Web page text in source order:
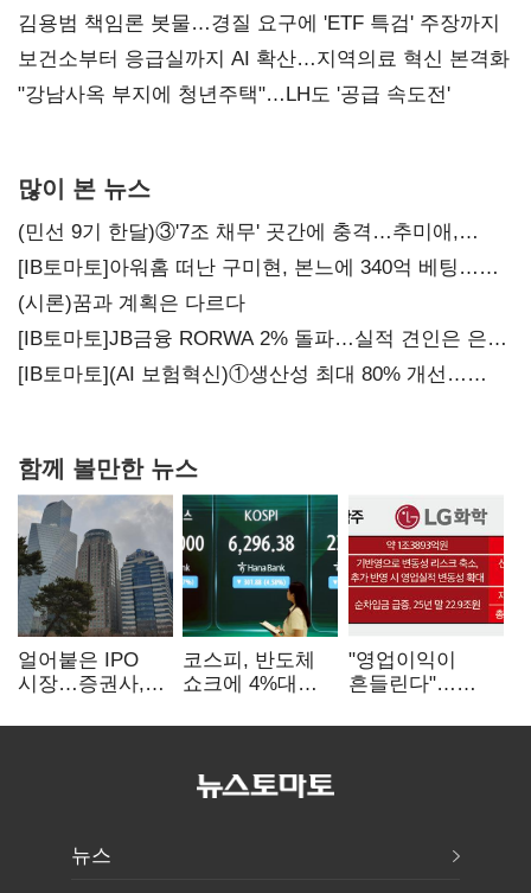
김용범 책임론 봇물…경질 요구에 'ETF 특검' 주장까지
보건소부터 응급실까지 AI 확산…지역의료 혁신 본격화
"강남사옥 부지에 청년주택"…LH도 '공급 속도전'
많이 본 뉴스
(민선 9기 한달)③'7조 채무' 곳간에 충격…추미애,
20년만에 '비상재정' 선언 승부수
[IB토마토]아워홈 떠난 구미현, 본느에 340억 베팅…
가족 지배체제 구축
(시론)꿈과 계획은 다르다
[IB토마토]JB금융 RORWA 2% 돌파…실적 견인은 은행
아닌 캐피탈
[IB토마토](AI 보험혁신)①생산성 최대 80% 개선…
함께 볼만한 뉴스
얼어붙은 IPO
시장…증권사,
전쟁' 기대
코스피, 반도체
쇼크에 4%대
5거래일째 상승
"영업이익이
흔들린다"…
18에 취약
뉴스